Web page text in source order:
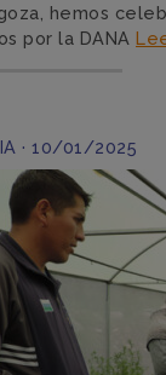
hemos
por la DANA
· 10/01/2025